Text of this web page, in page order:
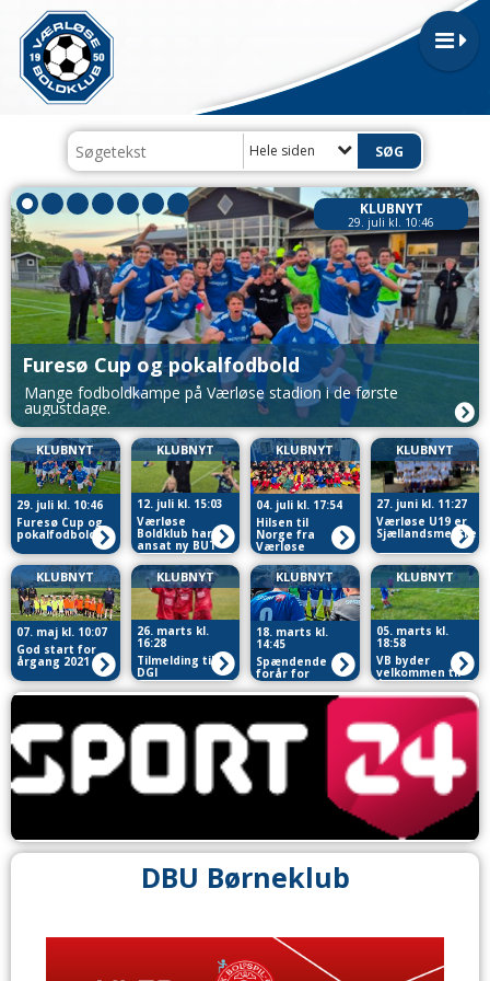
Hele siden
KLUBNYT
29. juli kl. 10:46
Furesø Cup og pokalfodbold
Mange fodboldkampe på Værløse stadion i de første
augustdage.
KLUBNYT
29. juli kl. 10:46
Furesø Cup og
pokalfodbold
KLUBNYT
12. juli kl. 15:03
Værløse
Boldklub har
ansat ny BUT
KLUBNYT
04. juli kl. 17:54
Hilsen til
Norge fra
Værløse
Fodboldskole
KLUBNYT
27. juni kl. 11:27
Værløse U19 er
Sjællandsmestre
KLUBNYT
07. maj kl. 10:07
God start for
årgang 2021
KLUBNYT
26. marts kl.
16:28
Tilmelding til
DGI
Fodboldskole
2026 i Værløse
KLUBNYT
18. marts kl.
14:45
Spændende
forår for
Værløse i Serie
1
KLUBNYT
05. marts kl.
18:58
VB byder
velkommen til
årgang 2021 i
maj
DBU Børneklub